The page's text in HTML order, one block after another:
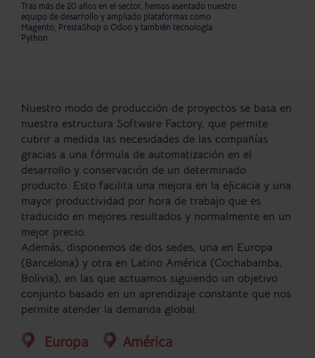
Tras más de 20 años en el sector, hemos asentado nuestro
equipo de desarrollo y ampliado plataformas como
Magento, PrestaShop o Odoo y también tecnología
Python.
Nuestro modo de producción de proyectos se basa en
nuestra estructura Software Factory, que permite
cubrir a medida las necesidades de las compañías
gracias a una fórmula de automatización en el
desarrollo y conservación de un determinado
producto. Esto facilita una mejora en la eficacia y una
mayor productividad por hora de trabajo que es
traducido en mejores resultados y normalmente en un
mejor precio.
Además, disponemos de dos sedes, una en Europa
(Barcelona) y otra en Latino América (Cochabamba,
Bolivia), en las que actuamos siguiendo un objetivo
conjunto basado en un aprendizaje constante que nos
permite atender la demanda global.
Europa América